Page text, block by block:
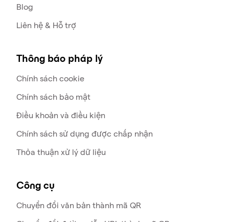
Blog
Liên hệ & Hỗ trợ
Thông báo pháp lý
Chính sách cookie
Chính sách bảo mật
Điều khoản và điều kiện
Chính sách sử dụng được chấp nhận
Thỏa thuận xử lý dữ liệu
Công cụ
Chuyển đổi văn bản thành mã QR